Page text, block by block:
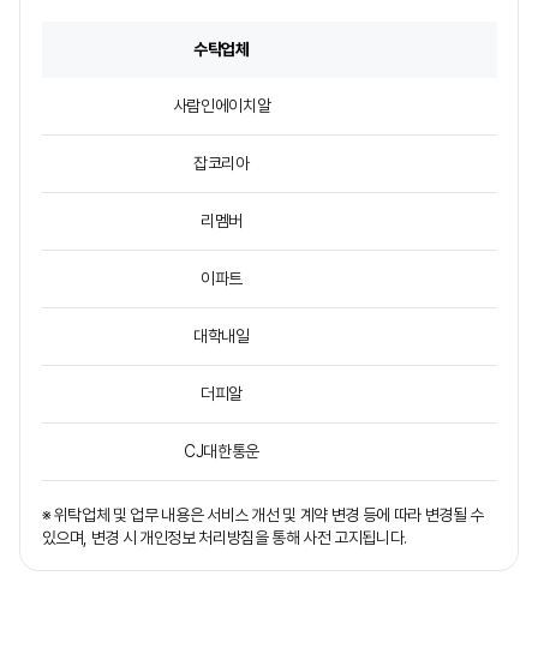
수탁업체
사람인에이치알
잡코리아
리멤버
이파트
대학내일
더피알
CJ대한통운
※ 위탁업체 및 업무 내용은 서비스 개선 및 계약 변경 등에 따라 변경될 수
있으며, 변경 시 개인정보 처리방침을 통해 사전 고지됩니다.